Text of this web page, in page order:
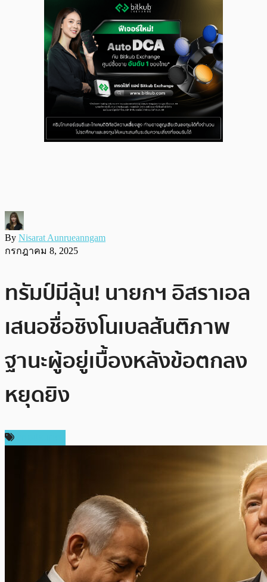
By Nisarat Aunrueanngam
กรกฎาคม 8, 2025
ทรัมป์มีลุ้น! นายกฯ อิสราเอล
เสนอชื่อชิงโนเบลสันติภาพ
ฐานะผู้อยู่เบื้องหลังข้อตกลง
หยุดยิง